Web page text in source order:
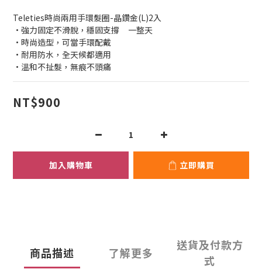
Teleties時尚兩用手環髮圈-晶鑽金(L)2入
•強力固定不滑脫，穩固支撐     一整天
•時尚造型，可當手環配戴
•耐用防水，全天候都適用
•溫和不扯髮，無痕不頭痛
NT$900
加入購物車 立即購買
商品描述 了解更多
送貨及付款方
式